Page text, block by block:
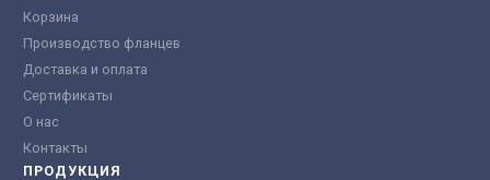
Корзина
Производство фланцев
Доставка и оплата
Сертификаты
О нас
Контакты
ПРОДУКЦИЯ